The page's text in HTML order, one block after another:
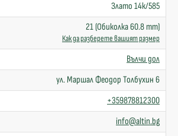
Злато 14к/585
21 (Обиколка 60.8 mm)
Как да разберете вашият размер
Вълчи дол
ул. Маршал Феодор Толбухин 6
+359878812300
info@altin.bg